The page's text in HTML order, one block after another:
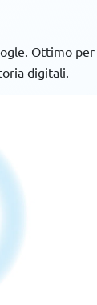
Ottimo
digitali.